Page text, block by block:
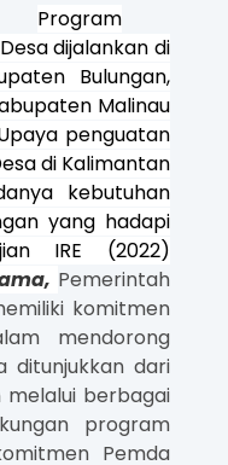
Program
dijalankan di
Bulungan,
Malinau
penguatan
di Kalimantan
kebutuhan
yang hadapi
IRE (2022)
Pemerintah
komitmen
mendorong
ditunjukkan dari
melalui berbagai
program
Pemda